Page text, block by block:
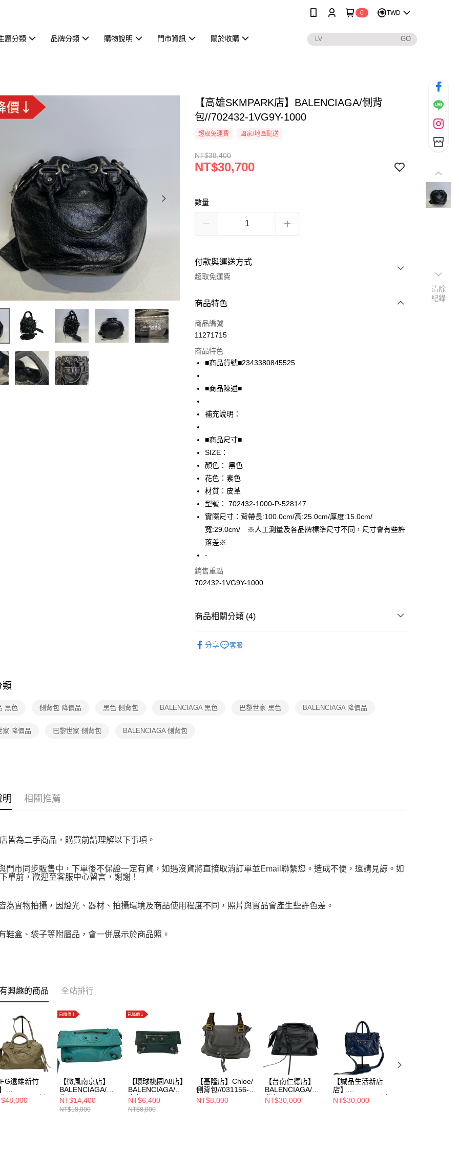
0 TWD
題分類 品牌分類 購物說明 門市資訊 關於收購
【高雄SKMPARK店】BALENCIAGA/側背
包//702432-1VG9Y-1000
超取免運費 國家/地區配送
NT$38,400
NT$30,700
數量
付款與運送方式
超取免運費
付款方式
信用卡一次付款
LINE Pay
Apple Pay
悠遊付
全盈+PAY
AFTEE先享後付
相關說明
【關於「AFTEE先享後付」】
AFTEE先享後付是「在收到商品之後才付款」的支付方式。 讓您購物簡單
便利好安心！
１．簡單：不需註冊會員、不需綁卡、不需儲值。
２．便利：只要手機號碼，簡訊認證，即可結帳。
【「AFTEE先享後付」結帳流程】
２．訂單成立數日內，您將收到繳費通知簡訊。
／ATM／網路銀行／等多元方式進行付款，方視為交易完成。
先享後付繳納相關費用。
付客戶支援中心」
https://aftee.tw/terms/#terms3
運送方式
全家取貨付款
免運費
7-11取貨付款
付款後7-11取貨
宅配
商品特色
商品編號
11271715
商品特色
■商品貨號■2343380845525
■商品陳述■
補充說明：
■商品尺寸■
SIZE：
顏色： 黑色
花色：素色
材質：皮革
型號： 702432-1000-P-528147
實際尺寸：背帶長:100.0cm/高:25.0cm/厚度:15.0cm/
寬:29.0cm/ ※人工測量及各品牌標準尺寸不同，尺寸會有些許
落差※
-
銷售重點
702432-1VG9Y-1000
商品相關分類 (4)
分享 客服
類
黑色 側背包 降價品 黑色 側背包 BALENCIAGA 黑色 巴黎世家 黑色 BALENCIAGA 降價品
家 降價品 巴黎世家 側背包 BALENCIAGA 側背包
明 相關推薦
皆為二手商品，購買前請理解以下事項。
門市同步販售中，下單後不保證一定有貨，如遇沒貨將直接取消訂單並Email聯繫您。造成不便，還請見諒。如
單前，歡迎至客服中心留言，謝謝！
為實物拍攝，因燈光、器材、拍攝環境及商品使用程度不同，照片與實品會產生些許色差。
鞋盒、袋子等附屬品，會一併展示於商品照。
興趣的商品 全站排行
遠雄新竹
側
//678634
【微風南京店】
BALENCIAGA/側
背包//
NT$14,400
NT$18,000
【環球桃園A8店】
BALENCIAGA/手
拿包//
NT$6,400
NT$8,000
【基隆店】Chloe/
側背包//031156-
27
NT$8,000
【台南仁德店】
BALENCIAGA/側
背包//633524
1000 S 1317
NT$30,000
【誠品生活新店
店】
BALENCIAGA/側
NT$30,000
清除
紀錄